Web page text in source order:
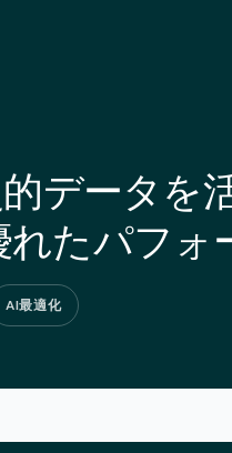
データを
れたパフ
AI最適化